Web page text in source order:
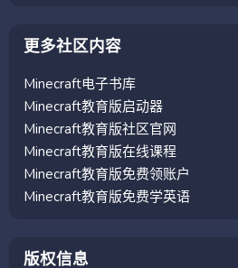
更多社区内容
Minecraft电子书库
Minecraft教育版启动器
Minecraft教育版社区官网
Minecraft教育版在线课程
Minecraft教育版免费领账户
Minecraft教育版免费学英语
版权信息